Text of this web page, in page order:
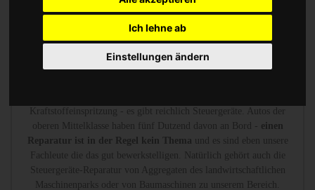
Ich lehne ab
Einstellungen ändern
Chip Tuning Leistungssteigerung oder Austauschgerät
KVA
Wir sind die erfahrenen Spezialisten, die mit Messtechnik
den Defekt
Kraftstoffeinspritzung - es gibt reichlich Steuergeräte. Autos der
oberen Mittelklasse haben fünf Dutzend davon an Bord - einen
Reparatur ist in der Regel kein Thema und es sind eben unsere
Fachleute die das gut bewerkstelligen. Natürlich gehört auch die
Steuergeräte-Reparatur von Aggregaten des landwirtschaftlichen
Maschinenparks oder von Baumaschinen zu unserem Bereich.